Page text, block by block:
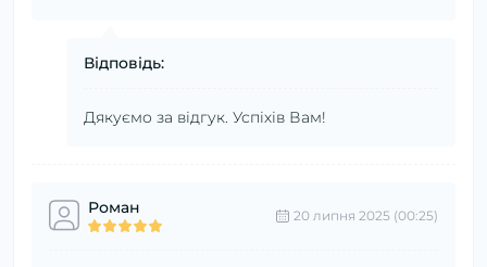
Відповідь:
Дякуємо за відгук. Успіхів Вам!
Роман 20 липня 2025 (00:25)